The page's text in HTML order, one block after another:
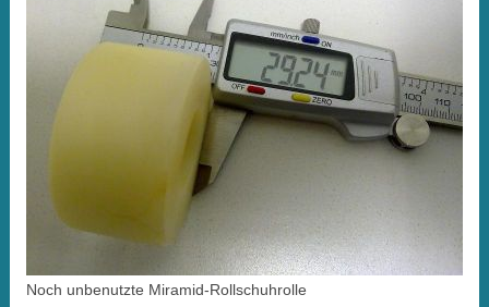
Noch unbenutzte Miramid-Rollschuhrolle